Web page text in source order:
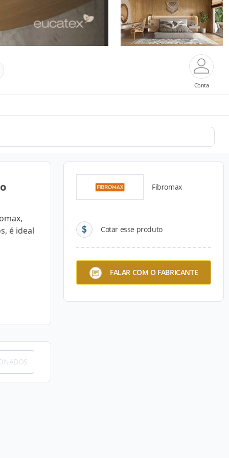
Conta
é ideal
Fibromax
Cotar esse produto
FALAR COM O FABRICANTE